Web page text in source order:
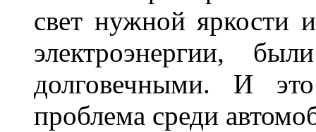
свет нужной яркости
электроэнергии,
долговечными. И
проблема среди